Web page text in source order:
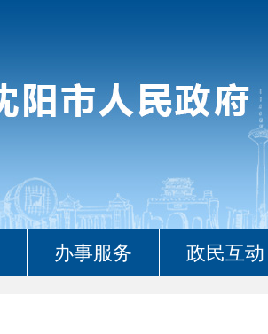
办事服务 政民互动